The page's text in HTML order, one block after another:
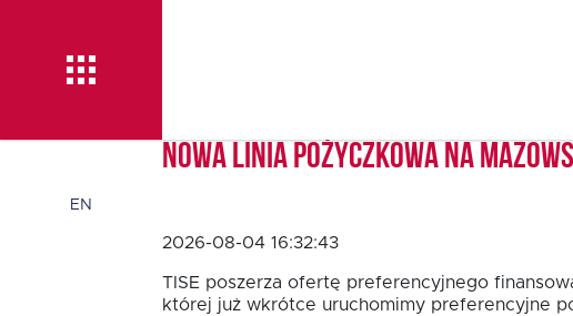
O TISE
EN
Nowa linia pożyczkowa na
2026-08-04 16:32:43
TISE poszerza ofertę preferencyjnego
której już wkrótce uruchomimy preferencyjne